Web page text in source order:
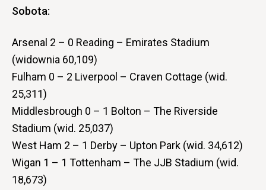
Sobota:
Arsenal 2 – 0 Reading – Emirates Stadium
(widownia 60,109)
Fulham 0 – 2 Liverpool – Craven Cottage (wid.
25,311)
Middlesbrough 0 – 1 Bolton – The Riverside
Stadium (wid. 25,037)
West Ham 2 – 1 Derby – Upton Park (wid. 34,612)
Wigan 1 – 1 Tottenham – The JJB Stadium (wid.
18,673)